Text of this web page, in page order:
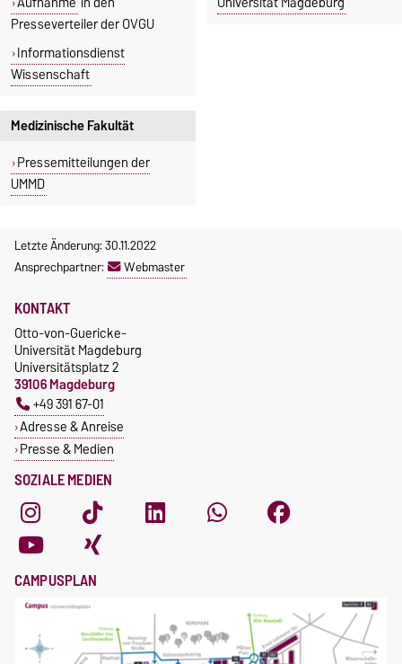
jana.duennhaupt@ovgu.de
Presseverteiler der OVGU
Informationsdienst
Wissenschaft
Medizinische Fakultät
Pressemitteilungen der
UMMD
Letzte Änderung: 30.11.2022
Ansprechpartner:
Webmaster
SOZIALE MEDIEN
KONTAKT
Otto-von-Guericke-
Universität Magdeburg
Universitätsplatz 2
39106 Magdeburg
+49 391 67-01
Adresse & Anreise
Presse & Medien
CAMPUSPLAN